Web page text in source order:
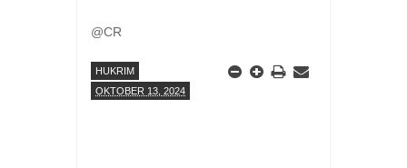
@CR
HUKRIM
OKTOBER 13, 2024